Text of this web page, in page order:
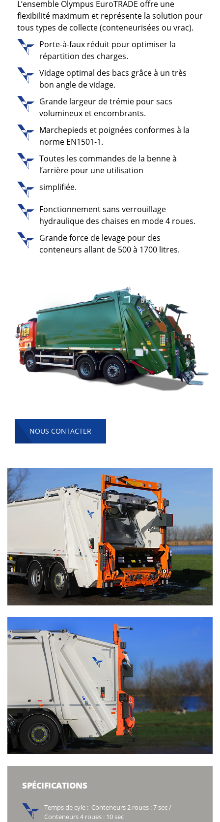
L’ensemble Olympus EuroTRADE offre une
flexibilité maximum et représente la solution pour
tous types de collecte (conteneurisées ou vrac).
Porte-à-faux réduit pour optimiser la
répartition des charges.
Vidage optimal des bacs grâce à un très
bon angle de vidage.
Grande largeur de trémie pour sacs
volumineux et encombrants.
Marchepieds et poignées conformes à la
norme EN1501-1.
Toutes les commandes de la benne à
l’arrière pour une utilisation
simplifiée.
Fonctionnement sans verrouillage
hydraulique des chaises en mode 4 roues.
Grande force de levage pour des
conteneurs allant de 500 à 1700 litres.
NOUS CONTACTER
SPÉCIFICATIONS
Temps de cyle : Conteneurs 2 roues : 7 sec /
Conteneurs 4 roues : 10 sec